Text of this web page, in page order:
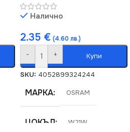
Налично
2.35 € (4.60 лв.)
- + Купи
SKU: 4052899324244
МАРКА OSRAM
ЦОКЪЛ W21W